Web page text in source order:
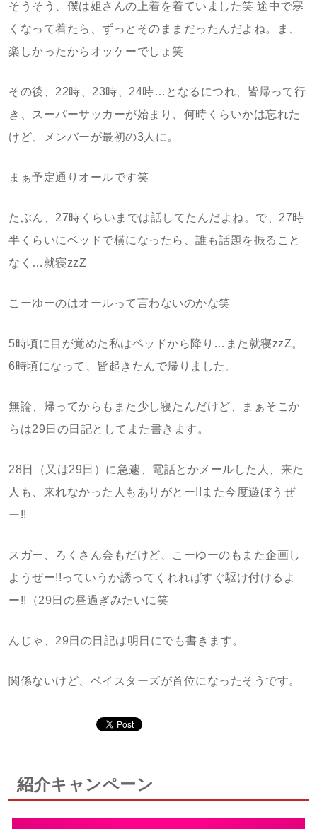
そうそう、僕は姐さんの上着を着ていました笑 途中で寒
くなって着たら、ずっとそのままだったんだよね。ま、
楽しかったからオッケーでしょ笑
その後、22時、23時、24時…となるにつれ、皆帰って行
き、スーパーサッカーが始まり、何時くらいかは忘れた
けど、メンバーが最初の3人に。
まぁ予定通りオールです笑
たぶん、27時くらいまでは話してたんだよね。で、27時
半くらいにベッドで横になったら、誰も話題を振ること
なく…就寝zzZ
こーゆーのはオールって言わないのかな笑
5時頃に目が覚めた私はベッドから降り…また就寝zzZ。
6時頃になって、皆起きたんで帰りました。
無論、帰ってからもまた少し寝たんだけど、まぁそこか
らは29日の日記としてまた書きます。
28日（又は29日）に急遽、電話とかメールした人、来た
人も、来れなかった人もありがとー!!また今度遊ぼうぜ
ー!!
スガー、ろくさん会もだけど、こーゆーのもまた企画し
ようぜー!!っていうか誘ってくれればすぐ駆け付けるよ
ー!!（29日の昼過ぎみたいに笑
んじゃ、29日の日記は明日にでも書きます。
関係ないけど、ベイスターズが首位になったそうです。
紹介キャンペーン